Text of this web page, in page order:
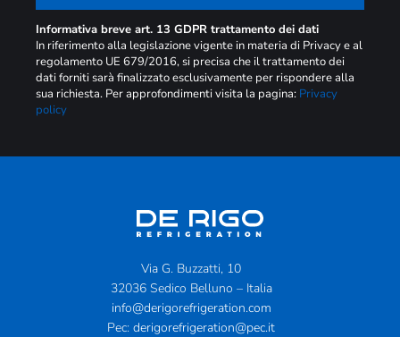
Informativa breve art. 13 GDPR trattamento dei dati
In riferimento alla legislazione vigente in materia di Privacy e al
regolamento UE 679/2016, si precisa che il trattamento dei
dati forniti sarà finalizzato esclusivamente per rispondere alla
sua richiesta. Per approfondimenti visita la pagina: Privacy
policy
Via G. Buzzatti, 10
32036 Sedico Belluno – Italia
info@derigorefrigeration.com
Pec: derigorefrigeration@pec.it